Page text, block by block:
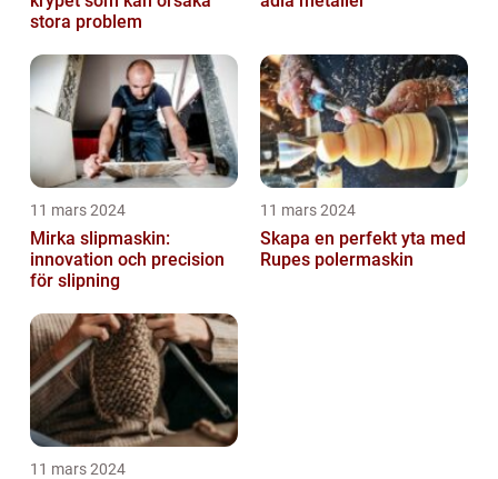
stora problem
11 mars 2024
Mirka slipmaskin:
innovation och precision
för slipning
11 mars 2024
Skapa en perfekt yta med
Rupes polermaskin
11 mars 2024